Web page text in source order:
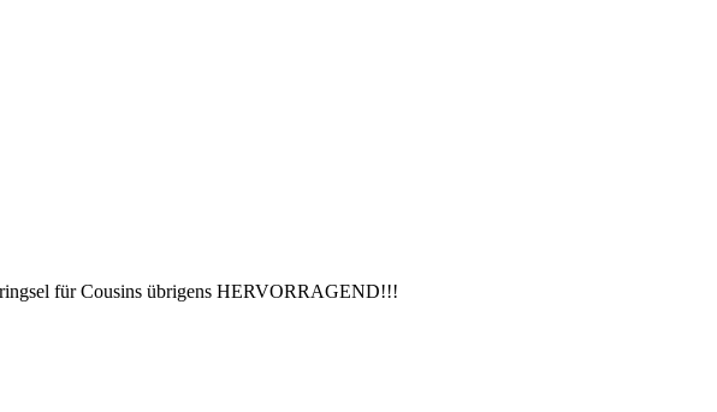
für Cousins übrigens HERVORRAGEND!!!